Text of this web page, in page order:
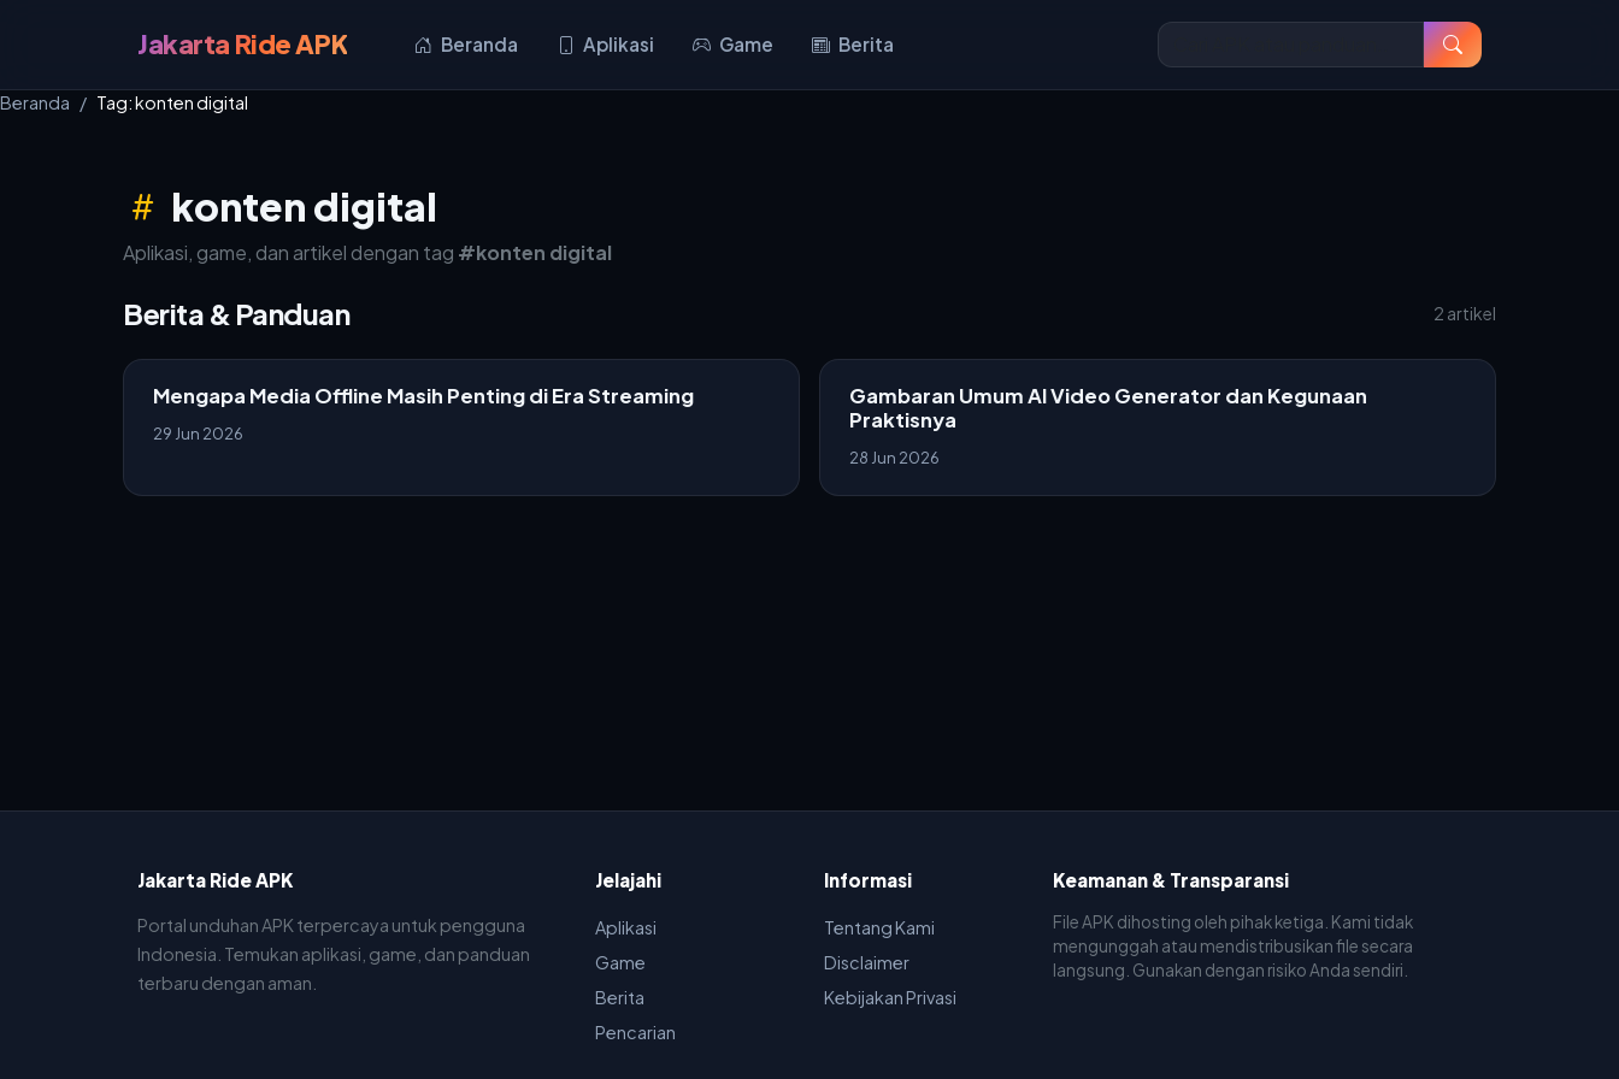
Jakarta Ride APK Beranda Aplikasi Game Berita
Beranda Tag: konten digital
konten digital
Aplikasi, game, dan artikel dengan tag #konten digital
Berita & Panduan 2 artikel
Mengapa Media Offline Masih Penting di Era Streaming
29 Jun 2026
Gambaran Umum AI Video Generator dan Kegunaan
Praktisnya
28 Jun 2026
Jakarta Ride APK
Portal unduhan APK terpercaya untuk pengguna
Indonesia. Temukan aplikasi, game, dan panduan
terbaru dengan aman.
Jelajahi
Aplikasi
Game
Berita
Pencarian
Informasi
Tentang Kami
Disclaimer
Kebijakan Privasi
Keamanan & Transparansi
File APK dihosting oleh pihak ketiga. Kami tidak
mengunggah atau mendistribusikan file secara
langsung. Gunakan dengan risiko Anda sendiri.